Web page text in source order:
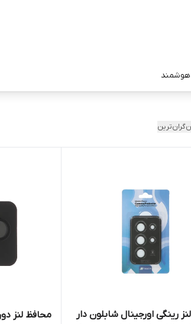
گران‌ترین
رینگی اورجینال شابلون دار